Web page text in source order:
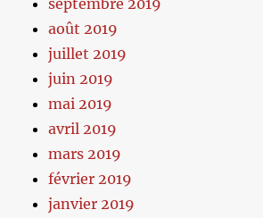
août 2019
juillet 2019
juin 2019
mai 2019
avril 2019
mars 2019
février 2019
janvier 2019